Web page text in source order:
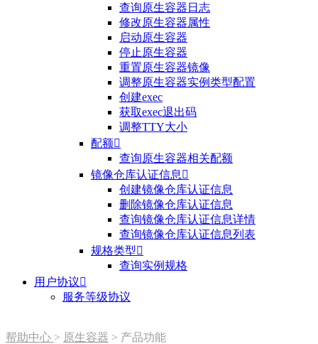
查询原生容器日志
修改原生容器属性
启动原生容器
停止原生容器
重置原生容器镜像
调整原生容器实例类型配置
创建exec
获取exec退出码
调整TTY大小
配额
查询原生容器相关配额
镜像仓库认证信息 
创建镜像仓库认证信息
删除镜像仓库认证信息
查询镜像仓库认证信息详情
查询镜像仓库认证信息列表
规格类型
查询实例规格
用户协议
服务等级协议
帮助中心 > 原生容器 > 产品功能